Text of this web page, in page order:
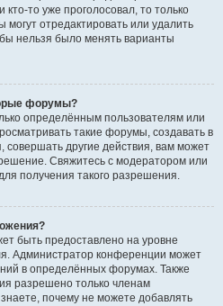
то уже проголосовал, то только
отредактировать или удалить
нельзя было менять варианты
форумы?
определённым пользователям или
такие форумы, создавать в
другие действия, вам может
Свяжитесь с модератором или
получения такого разрешения.
быть предоставлено на уровне
Администратор конференции может
в определённых форумах. Также
разрешено только членам
почему не можете добавлять